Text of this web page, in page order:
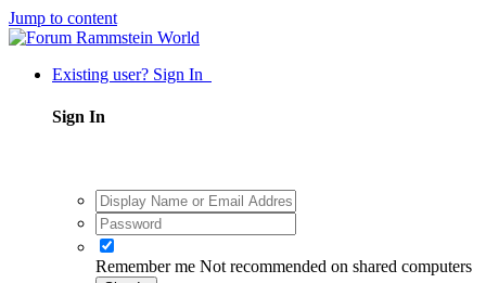
Jump to content
Existing user? Sign In
Sign In
Remember me Not recommended on shared computers